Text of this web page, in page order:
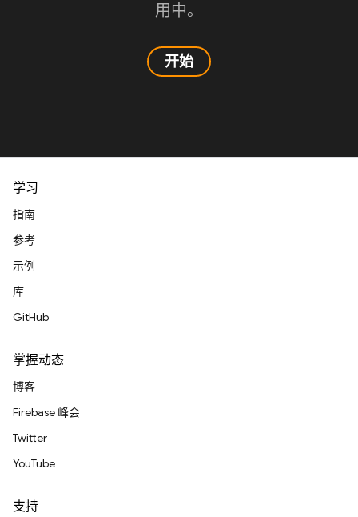
用中。
开始
学习
指南
参考
示例
库
GitHub
掌握动态
博客
Firebase 峰会
Twitter
YouTube
支持